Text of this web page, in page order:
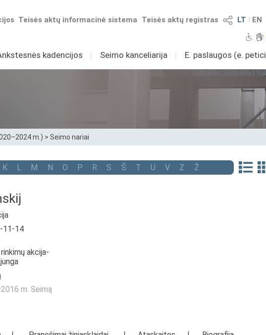
LT I EN
Teisės aktų registras
Teisės aktų informacinė sistema
kadencijos I Seimo kanceliarija I E. paslaugos (e.
m.) > Seimo nariai
K L M N O P R S Š T U V Z Ž
11-14
akcija-
m. Seimą